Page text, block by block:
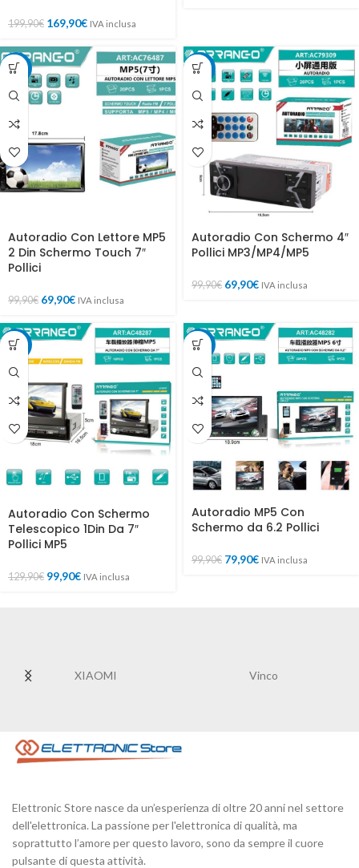
199,90€ 169,90€ IVA inclusa
-30%
Autoradio Con Lettore MP5
2 Din Schermo Touch 7″
Pollici
99,90€ 69,90€ IVA inclusa
-30%
Autoradio Con Schermo 4″
Pollici MP3/MP4/MP5
99,90€ 69,90€ IVA inclusa
-23%
Autoradio Con Schermo
Telescopico 1Din Da 7″
Pollici MP5
129,90€ 99,90€ IVA inclusa
-20%
Autoradio MP5 Con
Schermo da 6.2 Pollici
99,90€ 79,90€ IVA inclusa
XIAOMI Vinco
Elettronic Store nasce da un’esperienza di oltre 20 anni nel settore
dell'elettronica. La passione per l'elettronica di qualità, ma
soprattutto l’amore per questo lavoro, sono da sempre il cuore
pulsante di questa attività.